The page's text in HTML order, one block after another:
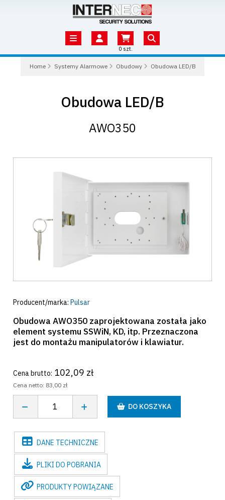
0 szt.
Home Systemy Alarmowe Obudowy Obudowa LED/B
Obudowa LED/B
AWO350
Producent/marka: Pulsar
Obudowa AWO350 zaprojektowana została jako
element systemu SSWiN, KD, itp. Przeznaczona
jest do montażu manipulatorów i klawiatur.
Cena brutto: 102,09 zł
Cena netto: 83,00 zł
DO KOSZYKA
DANE TECHNICZNE
PLIKIDO POBRANIA
PRODUKTYPOWIĄZANE